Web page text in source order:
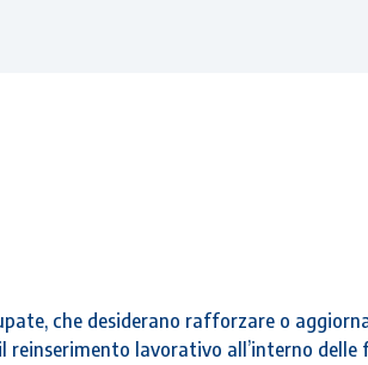
che desiderano rafforzare o
lavorativo all’interno